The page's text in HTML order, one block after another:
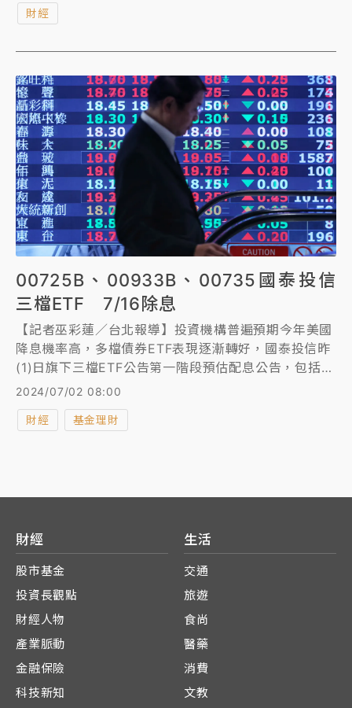
一度突破38000點大關，終場收漲273點，台股同時再
雙創下歷史新天價，展現台股世界強的驚人氣勢。
財經
00725B、00933B、00735國泰投信
三檔ETF 7/16除息
【記者巫彩蓮／台北報導】投資機構普遍預期今年美國
降息機率高，多檔債券ETF表現逐漸轉好，國泰投信昨
(1)日旗下三檔ETF公告第一階段預估配息公告，包括重
量級債券ETF國泰投資級公司債(00725B)、國泰
ETF（00735），三檔ETF皆為7月16日除息，參與配
2024/07/02 08:00
財經 基金理財
財經
股市基金
投資長觀點
財經人物
產業脈動
金融保險
科技新知
生活
交通
旅遊
食尚
醫藥
消費
文教